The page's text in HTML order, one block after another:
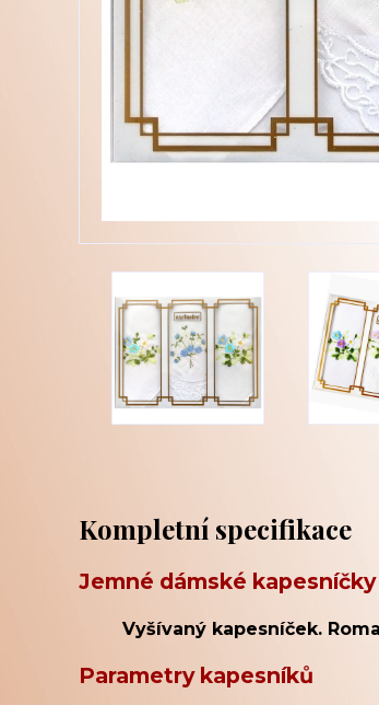
Kompletní specifikace
Jemné dámské
Vyšívaný kapesníček.
Parametry kapesníků